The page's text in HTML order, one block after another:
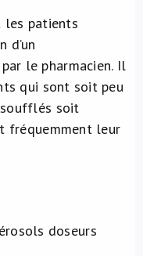
les patients
d’un
le pharmacien. Il
qui sont soit peu
soit
fréquemment leur
doseurs